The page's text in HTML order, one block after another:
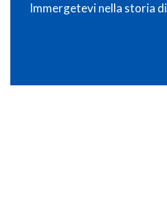
Immergetevi nella storia